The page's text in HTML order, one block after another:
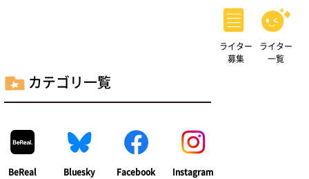
ライター
募集
ライター
一覧
カテゴリ一覧
BeReal Bluesky Facebook Instagram